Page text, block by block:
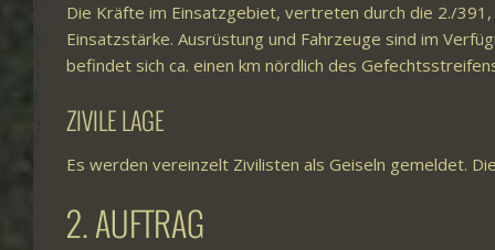
Die Kräfte im Einsatzgebiet, vertreten durch die 2./
Einsatzstärke. Ausrüstung und Fahrzeuge sind im
befindet sich ca. einen km nördlich des
ZIVILE LAGE
Es werden vereinzelt Zivilisten als Geiseln gemeldet.
2. AUFTRAG